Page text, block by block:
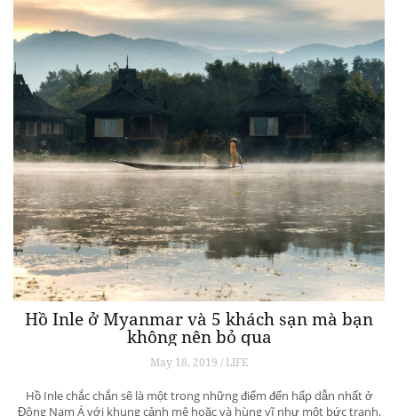
Hồ Inle ở Myanmar và 5 khách sạn mà bạn
không nên bỏ qua
May 18, 2019 / LIFE
Hồ Inle chắc chắn sẽ là một trong những điểm đến hấp dẫn nhất ở
Đông Nam Á với khung cảnh mê hoặc và hùng vĩ như một bức tranh.